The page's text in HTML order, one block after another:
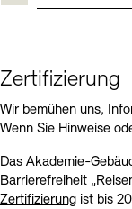
Zertifizierung
Wir bemühen uns,
Wenn Sie Hinweise
Das Akademie-
Barrierefreiheit „
Zertifizierung ist bis